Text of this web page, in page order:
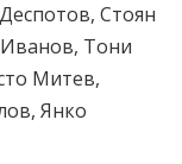
Стоян
Тони
Митев,
Янко